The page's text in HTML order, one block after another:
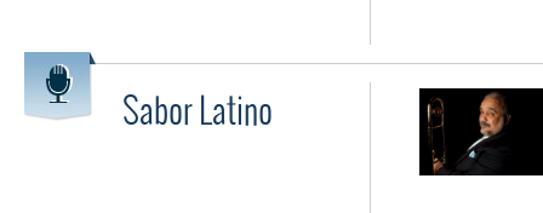
Sabor Latino